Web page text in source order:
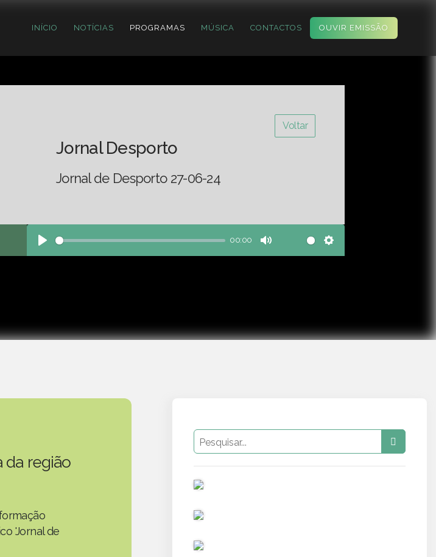
INÍCIO NOTÍCIAS PROGRAMAS MÚSICA CONTACTOS OUVIR EMISSÃO
Voltar
Jornal Desporto
Jornal de Desporto 27-06-24
Play
00:00
Mute Settings
da região
'Jornal de